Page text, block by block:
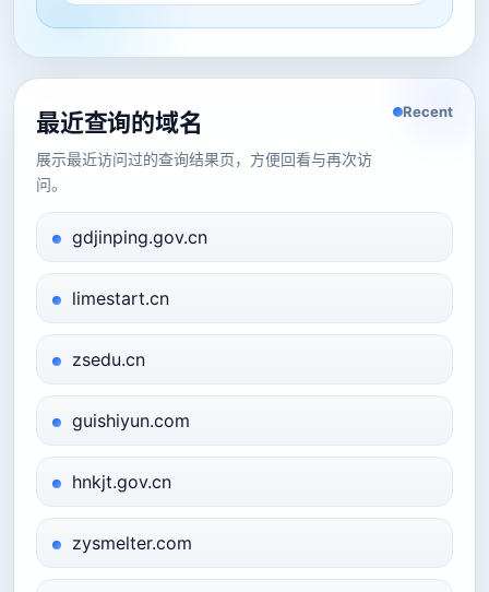
最近查询的域名
展示最近访问过的查询结果页，方便回看与再次访
问。
Recent
gdjinping.gov.cn
limestart.cn
zsedu.cn
guishiyun.com
hnkjt.gov.cn
zysmelter.com